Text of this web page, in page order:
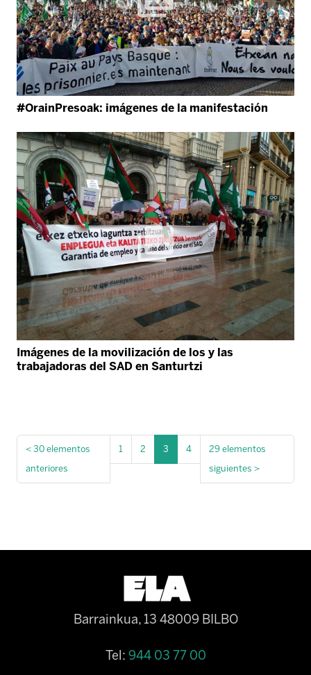
#OrainPresoak: imágenes de la manifestación
Imágenes de la movilización de los y las
trabajadoras del SAD en Santurtzi
< 30 elementos
anteriores
1 2 3 4
29 elementos
siguientes >
Barrainkua, 13 48009 BILBO
Tel: 944 03 77 00